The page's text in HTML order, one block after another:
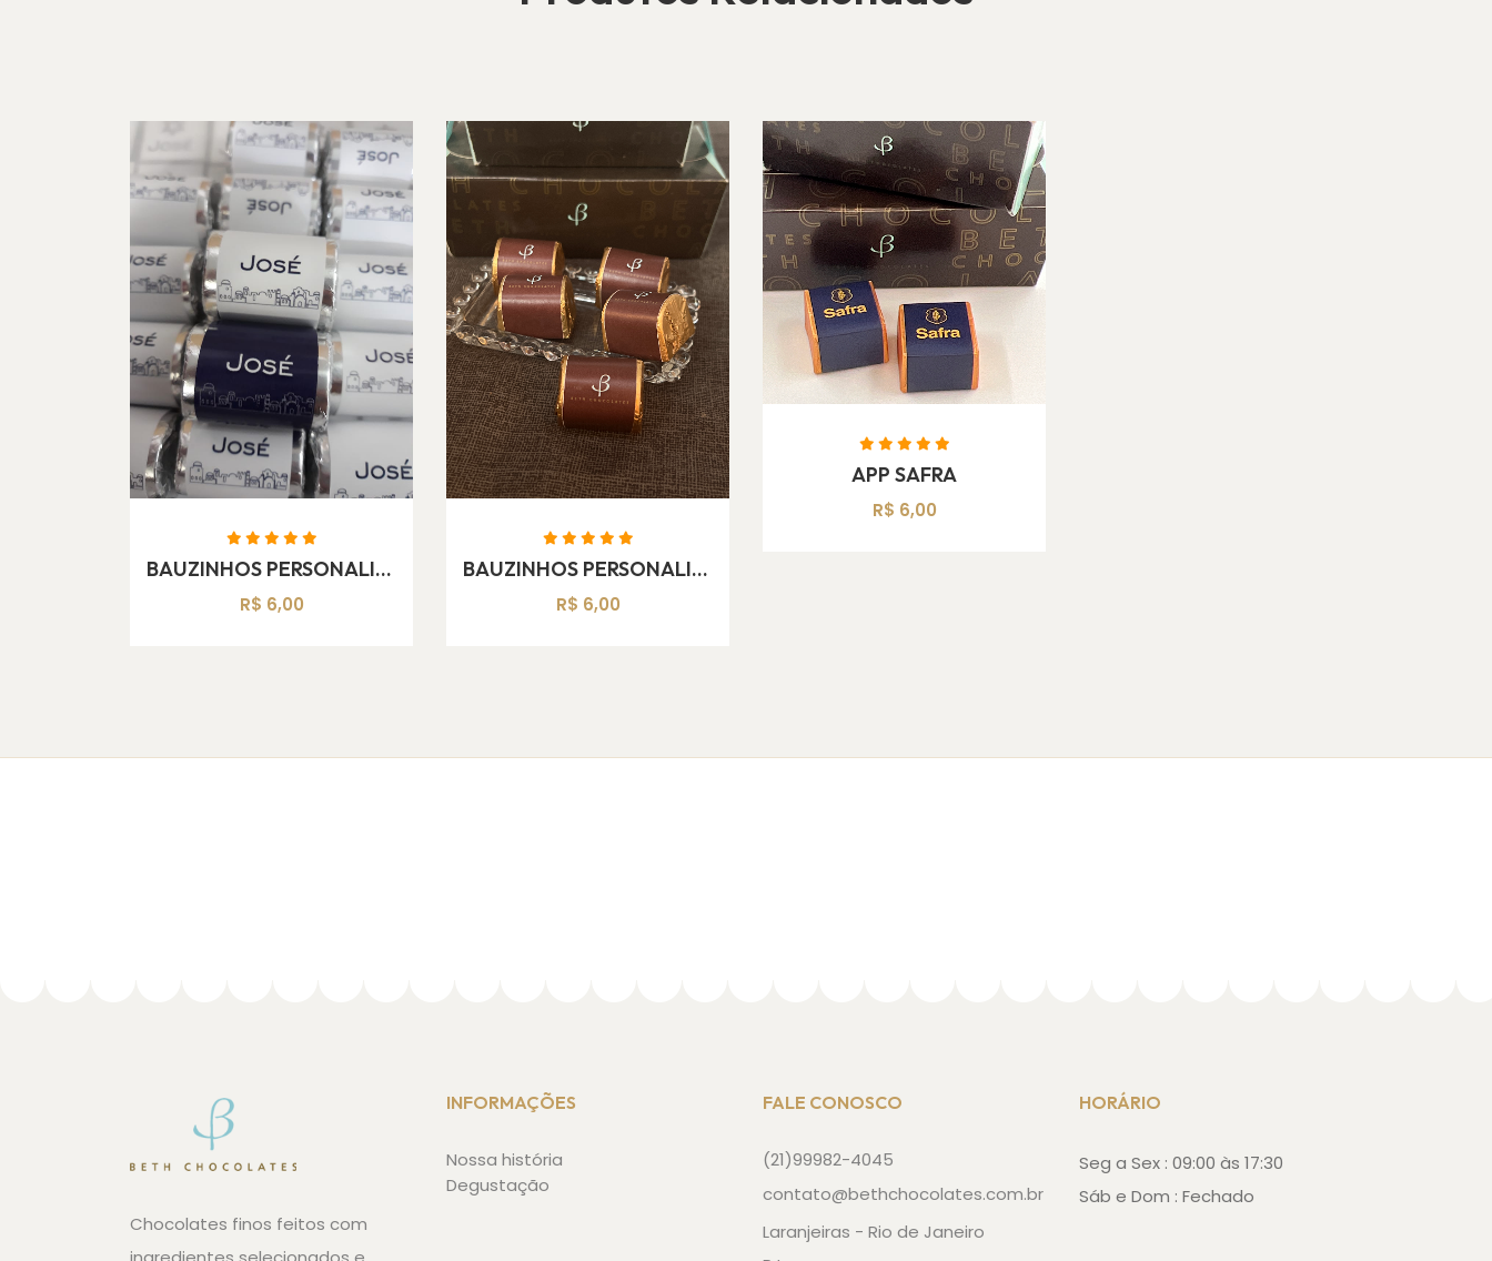
BAUZINHOS PERSONALIZADOS MEDIOS
R$ 6,00
BAUZINHOS PERSONALIZADOS PEQUENOS
R$ 6,00
APP SAFRA
R$ 6,00
Chocolates finos feitos com
INFORMAÇÕES
Nossa história
Degustação
FALE CONOSCO
(21)99982-4045
contato@bethchocolates.com.br
Laranjeiras - Rio de Janeiro
HORÁRIO
Seg a Sex : 09:00 às 17:30
Sáb e Dom : Fechado